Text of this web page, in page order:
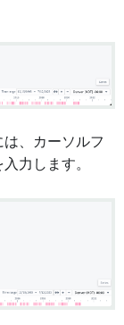
、カーソルフ
力します。